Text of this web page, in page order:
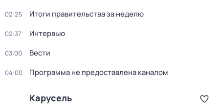
02:25 Итоги правительства за неделю
02:37 Интервью
03:00 Вести
04:00 Программа не предоставлена каналом
Карусель